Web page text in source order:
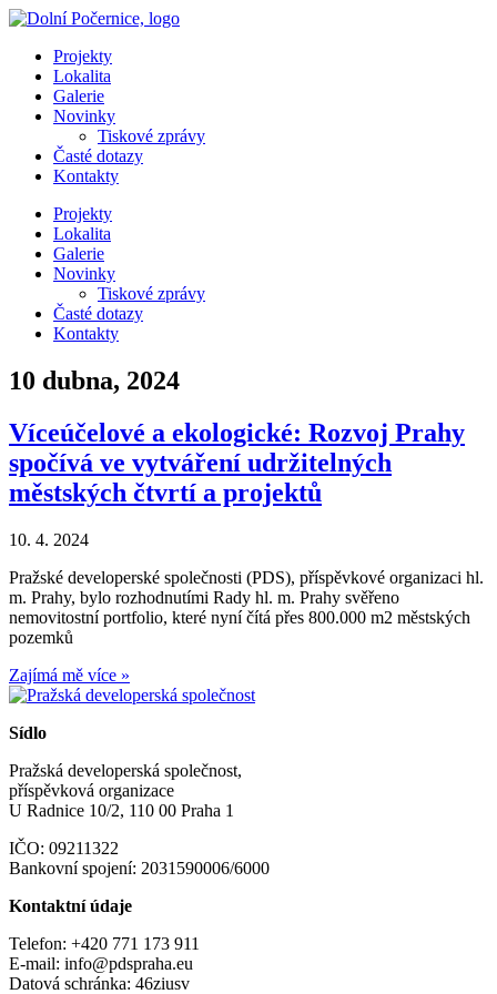
Přejít
obsahuProjekty
Lokalita
Galerie
Novinky
Tiskové zprávy
Časté dotazy
Kontakty
Projekty
Lokalita
Galerie
Novinky
Tiskové zprávy
Časté dotazy
Kontakty
10 dubna, 2024
Víceúčelové a ekologické: Rozvoj Prahy
spočívá ve vytváření udržitelných
městských čtvrtí a projektů
10. 4. 2024
Pražské developerské společnosti (PDS), příspěvkové organizaci hl.
m. Prahy, bylo rozhodnutími Rady hl. m. Prahy svěřeno
nemovitostní portfolio, které nyní čítá přes 800.000 m2 městských
pozemků
Zajímá mě více »
Sídlo
Pražská developerská společnost,
příspěvková organizace
U Radnice 10/2, 110 00 Praha 1
IČO: 09211322
Bankovní spojení: 2031590006/6000
Kontaktní údaje
Telefon: +420 771 173 911
E-mail: info@pdspraha.eu
Datová schránka: 46ziusv